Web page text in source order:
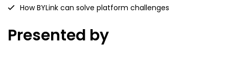
How BYLink can solve platform challenges
Presented by